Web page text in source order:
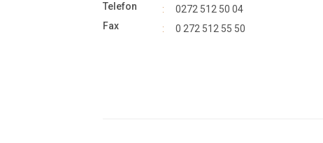
Telefon
0272 512 50 04
Fax
0 272 512 55 50